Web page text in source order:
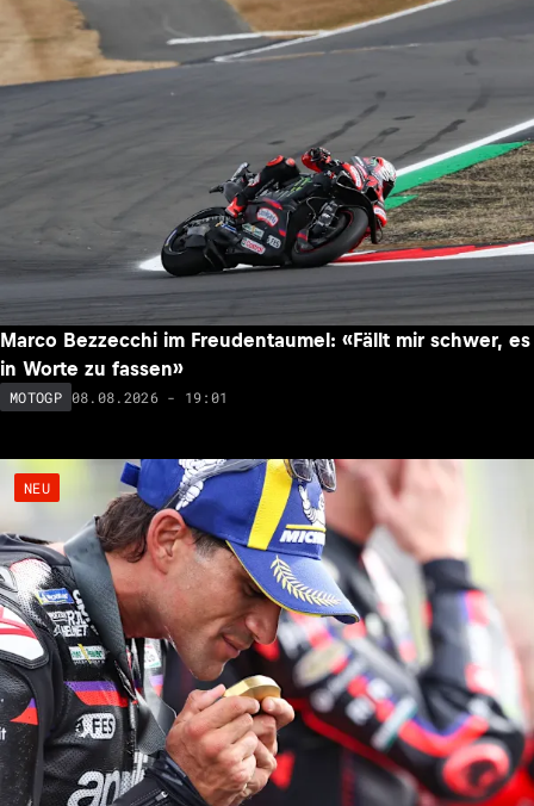
Marco Bezzecchi im Freudentaumel: «Fällt mir schwer, es
in Worte zu fassen»
MOTOGP 08.08.2026 - 19:01
NEU